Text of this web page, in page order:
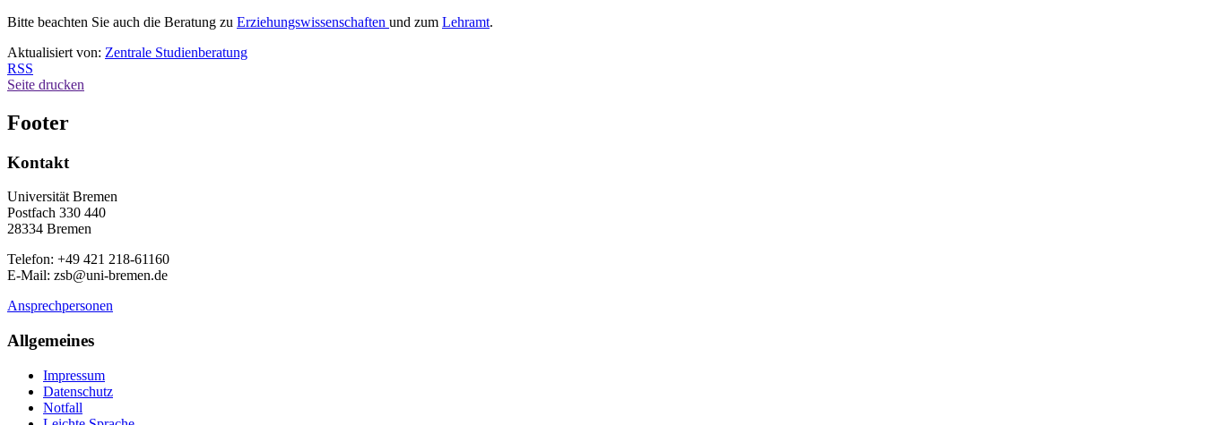
Bitte beachten Sie auch die Beratung zu Erziehungswissenschaften und zum Lehramt.
Aktualisiert von: Zentrale Studienberatung
RSS
Seite drucken
Footer
Kontakt
Universität Bremen
Postfach 330 440
28334 Bremen
Telefon: +49 421 218-61160
E-Mail: zsb@uni-bremen.de
Ansprechpersonen
Allgemeines
Impressum
Datenschutz
Notfall